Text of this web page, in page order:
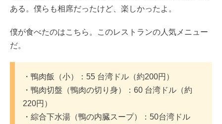
ある。僕らも相席だったけど、楽しかったよ。
僕が食べたのはこちら。このレストランの人気メニュー
だ。
・鴨肉飯（小）：55 台湾ドル（約200円）
・鴨肉切盤（鴨肉の切り身）：60 台湾ドル（約
220円）
・綜合下水湯（鴨の内臓スープ）：50台湾ドル